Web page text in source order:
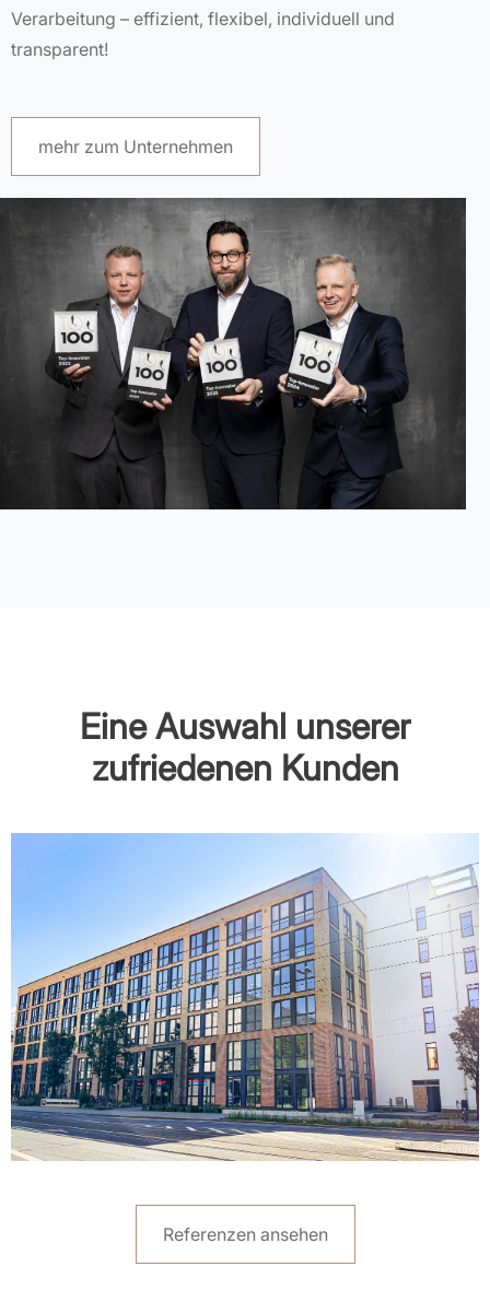
Verarbeitung – effizient, flexibel, individuell und
transparent!
mehr zum Unternehmen
Eine Auswahl unserer
zufriedenen Kunden
Erfolgreiche Projektarbeit für Quarterback:
Optimierung im Rechnungsworkflow
Referenzen ansehen